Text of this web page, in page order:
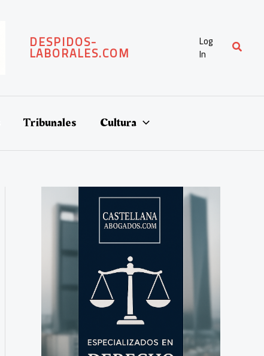
DESPIDOS-
LABORALES.COM
Log
In Buscar
Tribunales Cultura